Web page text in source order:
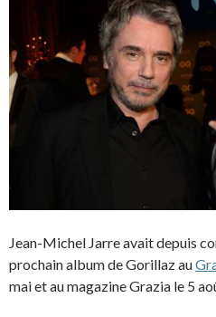
Jean-Michel Jarre avait depuis
prochain album de Gorillaz au
mai et au magazine Grazia le 5